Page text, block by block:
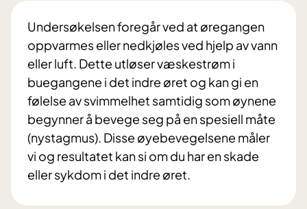
Undersøkelsen foregår ved at øregangen
oppvarmes eller nedkjøles ved hjelp av vann
eller luft. Dette utløser væskestrøm i
buegangene i det indre øret og kan gi en
følelse av svimmelhet samtidig som øynene
begynner å bevege seg på en spesiell måte
(nystagmus). Disse øyebevegelsene måler
vi og resultatet kan si om du har en skade
eller sykdom i det indre øret.